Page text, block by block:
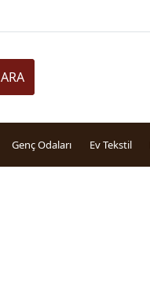
ARA
Genç Odaları Ev Tekstil